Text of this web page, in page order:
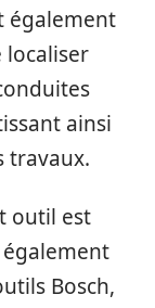
également
ainsi
travaux.
outil est
Bosch,